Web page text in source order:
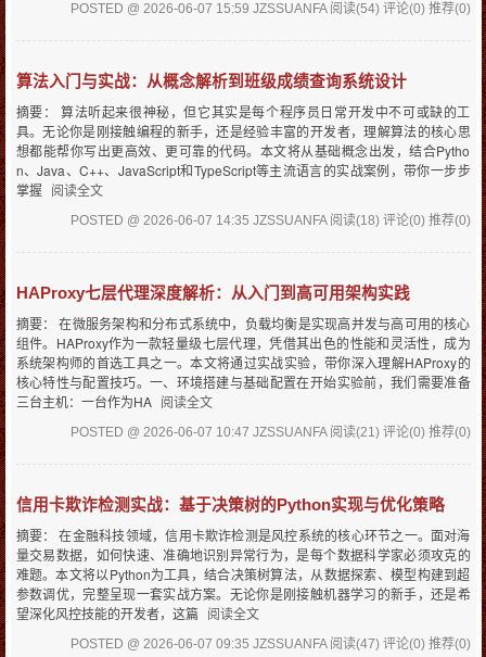
POSTED @ 2026-06-07 15:59 JZSSUANFA 阅读(54) 评论(0) 推荐(0)
算法入门与实战：从概念解析到班级成绩查询系统设计
摘要： 算法听起来很神秘，但它其实是每个程序员日常开发中不可或缺的工
具。无论你是刚接触编程的新手，还是经验丰富的开发者，理解算法的核心思
想都能帮你写出更高效、更可靠的代码。本文将从基础概念出发，结合Pytho
n、Java、C++、JavaScript和TypeScript等主流语言的实战案例，带你一步步
掌握 阅读全文
POSTED @ 2026-06-07 14:35 JZSSUANFA 阅读(18) 评论(0) 推荐(0)
HAProxy七层代理深度解析：从入门到高可用架构实践
摘要： 在微服务架构和分布式系统中，负载均衡是实现高并发与高可用的核心
组件。HAProxy作为一款轻量级七层代理，凭借其出色的性能和灵活性，成为
系统架构师的首选工具之一。本文将通过实战实验，带你深入理解HAProxy的
核心特性与配置技巧。一、环境搭建与基础配置在开始实验前，我们需要准备
三台主机：一台作为HA 阅读全文
POSTED @ 2026-06-07 10:47 JZSSUANFA 阅读(21) 评论(0) 推荐(0)
信用卡欺诈检测实战：基于决策树的Python实现与优化策略
摘要： 在金融科技领域，信用卡欺诈检测是风控系统的核心环节之一。面对海
量交易数据，如何快速、准确地识别异常行为，是每个数据科学家必须攻克的
难题。本文将以Python为工具，结合决策树算法，从数据探索、模型构建到超
参数调优，完整呈现一套实战方案。无论你是刚接触机器学习的新手，还是希
望深化风控技能的开发者，这篇 阅读全文
POSTED @ 2026-06-07 09:35 JZSSUANFA 阅读(47) 评论(0) 推荐(0)